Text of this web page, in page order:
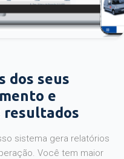
dos seus
e
resultados
sistema gera relatórios
Você tem maior